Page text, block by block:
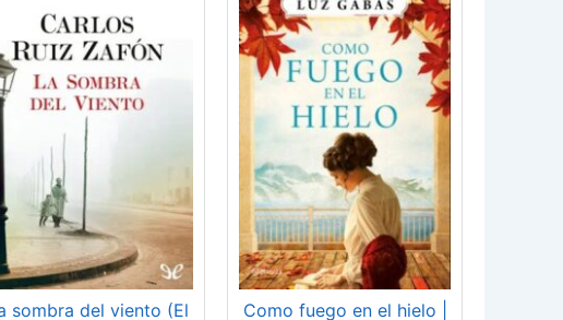
sombra del viento (El Como fuego en el hielo |